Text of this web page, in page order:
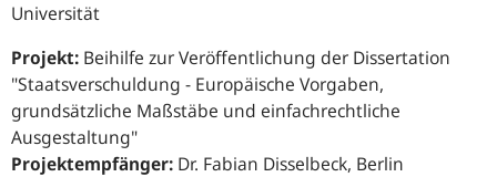
Universität
Projekt: Beihilfe zur Veröffentlichung der Dissertation
"Staatsverschuldung - Europäische Vorgaben,
grundsätzliche Maßstäbe und einfachrechtliche
Ausgestaltung"
Projektempfänger: Dr. Fabian Disselbeck, Berlin